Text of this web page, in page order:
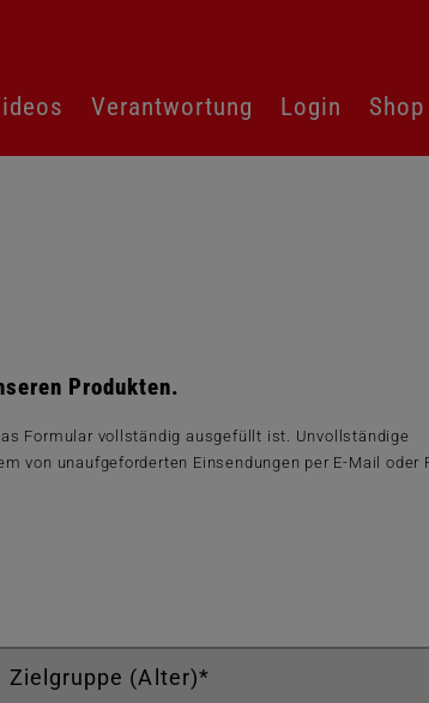
Verantwortung Login Shop
Produkten.
Formular vollständig ausgefüllt ist. Unvollständige
von unaufgeforderten Einsendungen per E-Mail oder